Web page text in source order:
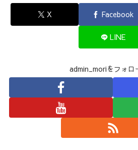
X
Facebook
LINE
admin_moriをフォロ